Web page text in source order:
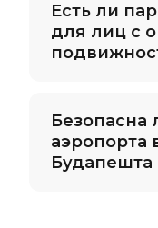
Есть ли
для лиц с
Безопасна
аэропорта